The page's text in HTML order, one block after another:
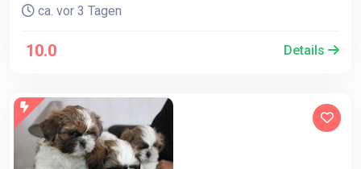
ca. vor 3 Tagen
10.0 Details